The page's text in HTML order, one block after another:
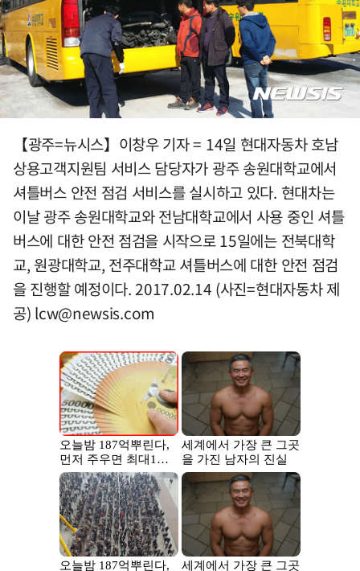
【광주=뉴시스】이창우 기자 = 14일 현대자동차 호남
상용고객지원팀 서비스 담당자가 광주 송원대학교에서
셔틀버스 안전 점검 서비스를 실시하고 있다. 현대차는
이날 광주 송원대학교와 전남대학교에서 사용 중인 셔틀
버스에 대한 안전 점검을 시작으로 15일에는 전북대학
교, 원광대학교, 전주대학교 셔틀버스에 대한 안전 점검
을 진행할 예정이다. 2017.02.14 (사진=현대자동차 제
공) lcw@newsis.com